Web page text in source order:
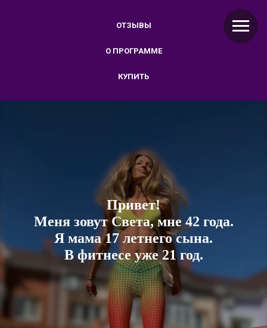
ОТЗЫВЫ
О ПРОГРАММЕ
КУПИТЬ
Привет!
Меня зовут Света, мне 42 года.
Я мама17летнего сына.
В фитнесе уже21год.